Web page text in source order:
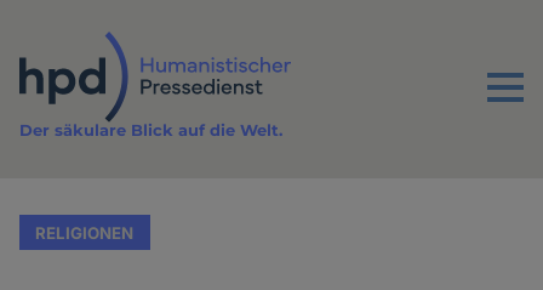
Inhalt
Menu
Der säkulare Blick auf die Welt.
RELIGIONEN